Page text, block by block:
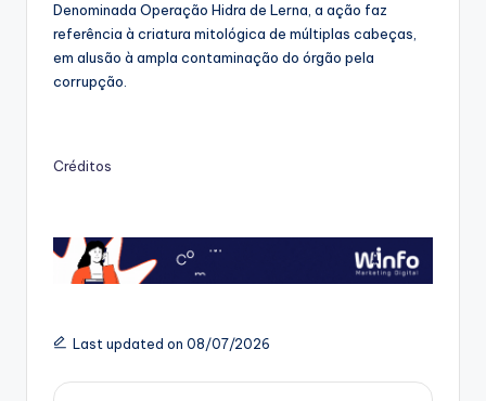
Denominada Operação Hidra de Lerna, a ação faz
referência à criatura mitológica de múltiplas cabeças,
em alusão à ampla contaminação do órgão pela
corrupção.
Créditos
Last updated on 08/07/2026